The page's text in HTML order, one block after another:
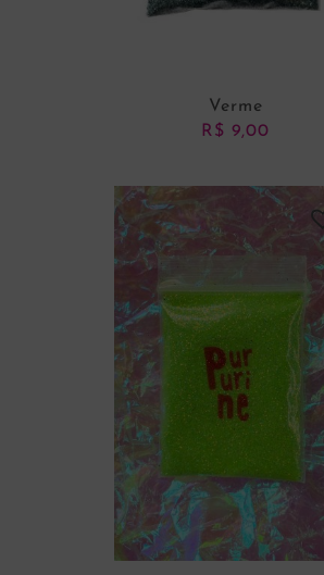
ADICIONAR AO CARRINHO
Verme
R$ 9,00